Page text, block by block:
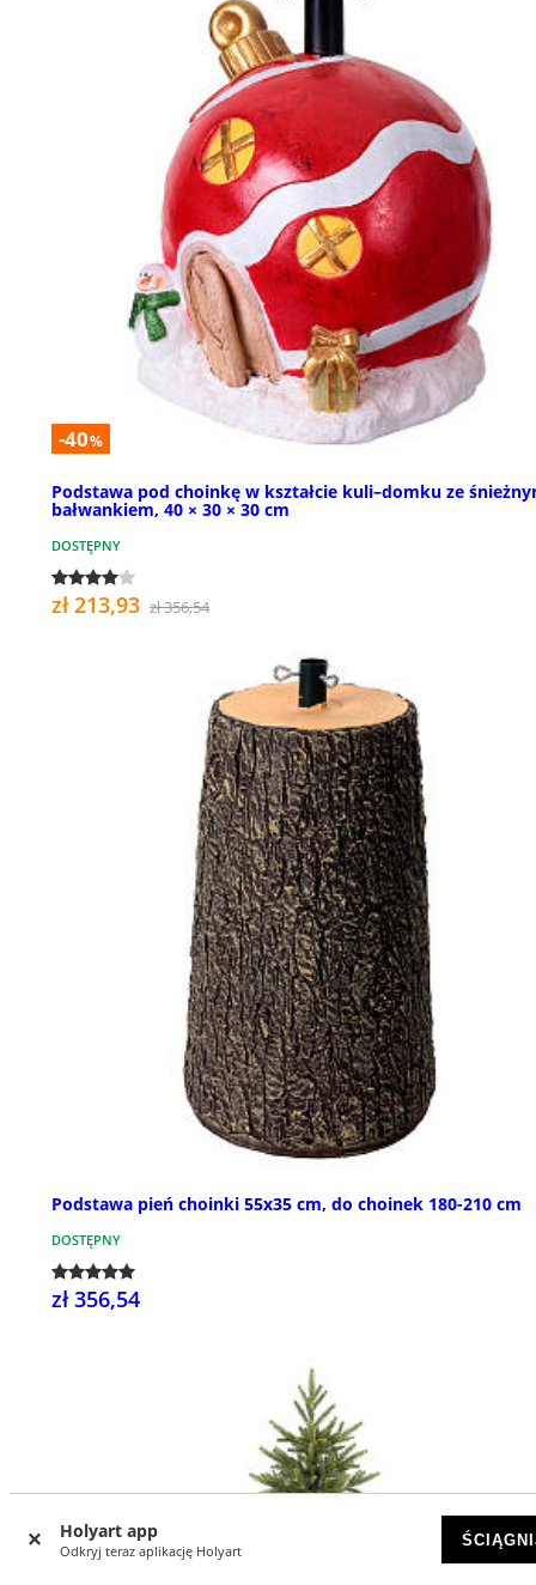
Holyart app
Odkryj teraz aplikację Holyart
-40%
Podstawa pod choinkę w kształcie kuli–domku ze
bałwankiem, 40 × 30 × 30 cm
DOSTĘPNY
zł 213,93 zł 356,54
Podstawa pień choinki 55x35 cm, do choinek 180-210 cm
DOSTĘPNY
zł 356,54